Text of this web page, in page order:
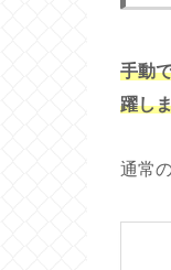
手動
躍し
通常